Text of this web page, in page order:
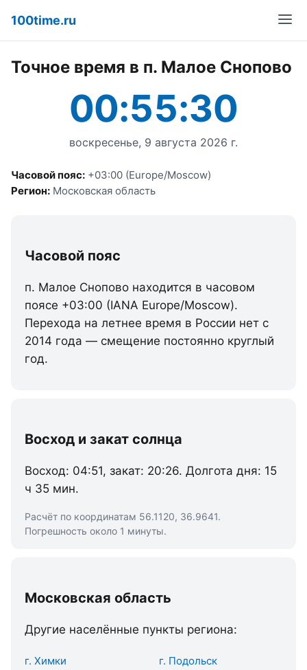
100time.ru
Точное время в п. Малое Снопово
00:55:30
воскресенье, 9 августа 2026 г.
Часовой пояс: +03:00 (Europe/Moscow)
Регион: Московская область
Часовой пояс
п. Малое Снопово находится в часовом
поясе +03:00 (IANA Europe/Moscow).
Перехода на летнее время в России нет с
2014 года — смещение постоянно круглый
год.
Восход и закат солнца
Восход: 04:51, закат: 20:26. Долгота дня: 15
ч 35 мин.
Расчёт по координатам 56.1120, 36.9641.
Погрешность около 1 минуты.
Московская область
Другие населённые пункты региона:
г. Химки г. Подольск